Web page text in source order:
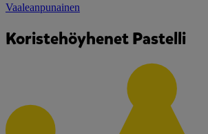
Vaaleanpunainen
Koristehöyhenet Pastelli